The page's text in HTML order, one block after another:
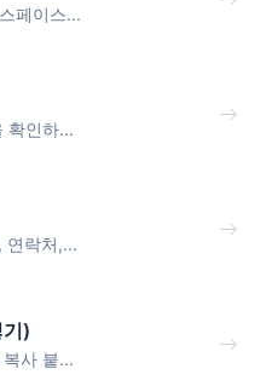
페이스...
확인하...
연락처,...
)
사 붙...